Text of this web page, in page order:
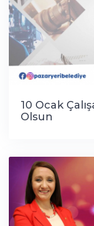
10 Ocak
Olsun